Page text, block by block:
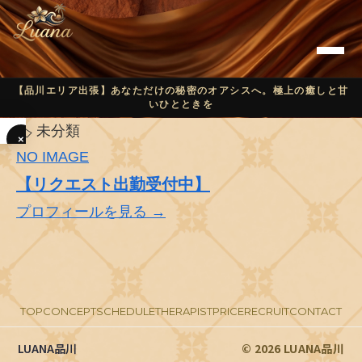
【品川エリア出張】あなただけの秘密のオアシスへ。極上の癒しと甘
いひとときを
×
T
O
O
N
C
🏷 未分類
NO IMAGE
【リクエスト出勤受付中】
プロフィールを見る →
TOPCONCEPTSCHEDULETHERAPISTPRICERECRUITCONTACT
LUANA品川 © 2026 LUANA品川